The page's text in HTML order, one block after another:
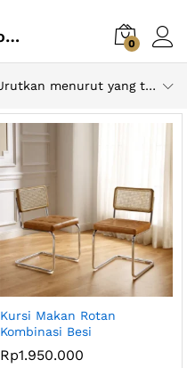
kursi makan rotan kombinasi besi 0
Urutkan menurut yang terbaru
Kursi Makan Rotan
Kombinasi Besi
Rp1.950.000